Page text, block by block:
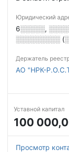
Юридический
6░░░░░,
░░░░░░░░░
Держатель
АО "НРК-
Уставной капитал
100
Просмотр